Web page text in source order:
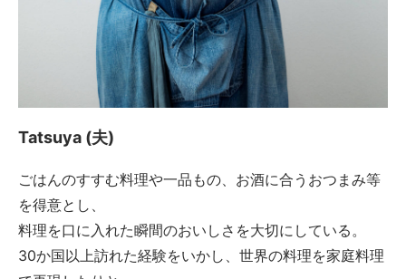
Tatsuya (夫)
ごはんのすすむ料理や一品もの、お酒に合うおつまみ等
を得意とし、
料理を口に入れた瞬間のおいしさを大切にしている。
30か国以上訪れた経験をいかし、世界の料理を家庭料理